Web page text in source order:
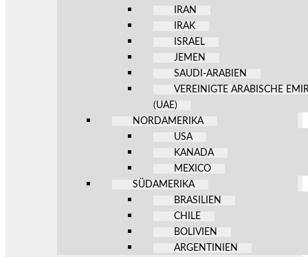
IRAN
IRAK
ISRAEL
JEMEN
SAUDI-ARABIEN
VEREINIGTE ARABISCHE
(UAE)
NORDAMERIKA
USA
KANADA
MEXICO
SÜDAMERIKA
BRASILIEN
CHILE
BOLIVIEN
ARGENTINIEN